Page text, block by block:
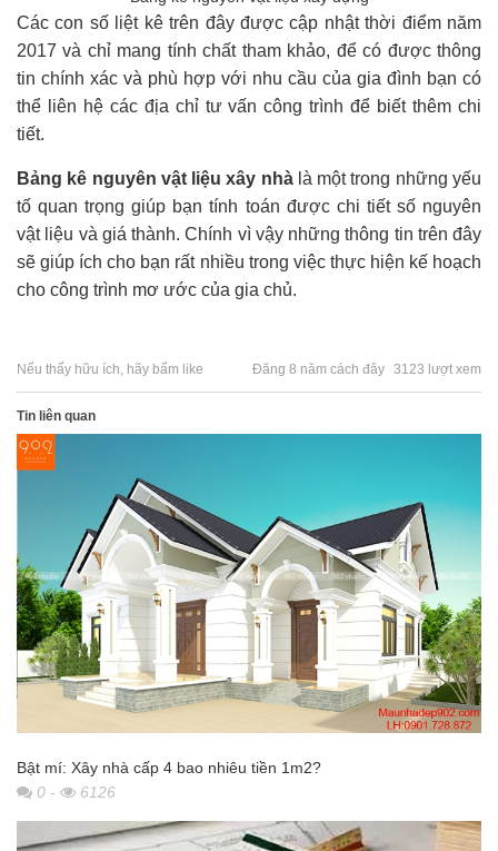
Các con số liệt kê trên đây được cập nhật thời điểm năm
2017 và chỉ mang tính chất tham khảo, để có được thông
tin chính xác và phù hợp với nhu cầu của gia đình bạn có
thể liên hệ các địa chỉ tư vấn công trình để biết thêm chi
tiết.
Bảng kê nguyên vật liệu xây nhàlà một trong những yếu
tố quan trọng giúp bạn tính toán được chi tiết số nguyên
vật liệu và giá thành. Chính vì vậy những thông tin trên đây
sẽ giúp ích cho bạn rất nhiều trong việc thực hiện kế hoạch
cho công trình mơ ước của gia chủ.
Nếu thấy hữu ích, hãy bấm like Đăng 8 năm cách đây 3123 lượt xem
Tin liên quan
Bật mí: Xây nhà cấp 4 bao nhiêu tiền 1m2?
0 - 6126